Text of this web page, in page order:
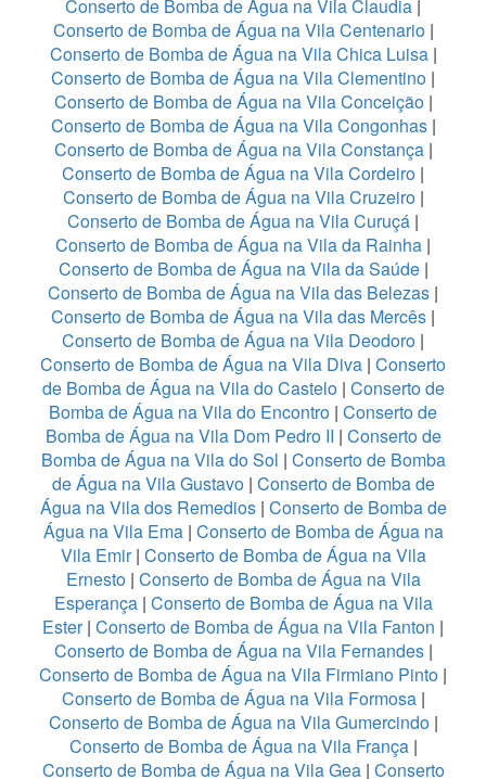
Conserto de Bomba de Água na Vila Claudia |
Conserto de Bomba de Água na Vila Centenario|
Conserto de Bomba de Água na Vila Chica Luisa |
Conserto de Bomba de Água na Vila Clementino |
Conserto de Bomba de Água na Vila Conceição|
Conserto de Bomba de Água na Vila Congonhas|
Conserto de Bomba de Água na Vila Constança|
Conserto de Bomba de Água na Vila Cordeiro |
Conserto de Bomba de Água na Vila Cruzeiro |
Conserto de Bomba de Água na Vila Curuçá |
Conserto de Bomba de Água na Vila da Rainha |
Conserto de Bomba de Água na Vila da Saúde|
Conserto de Bomba de Água na Vila das Belezas |
Conserto de Bomba de Água na Vila das Mercês |
Conserto de Bomba de Água na Vila Deodoro |
Conserto de Bomba de Água na Vila Diva | Conserto
de Bomba de Água na Vila do Castelo| Conserto de
Bomba de Água na Vila do Encontro | Conserto de
Bomba de Água na Vila Dom Pedro II | Conserto de
Bomba de Água na Vila do Sol | Conserto de Bomba
de Água na Vila Gustavo| Conserto de Bomba de
Água na Vila dos Remedios| Conserto de Bomba de
Água na Vila Ema| Conserto de Bomba de Água na
Vila Emir| Conserto de Bomba de Água na Vila
Ernesto| Conserto de Bomba de Água na Vila
Esperança| Conserto de Bomba de Água na Vila
Ester| Conserto de Bomba de Água na Vila Fanton |
Conserto de Bomba de Água na Vila Fernandes|
Conserto de Bomba de Água na Vila Firmiano Pinto |
Conserto de Bomba de Água na Vila Formosa|
Conserto de Bomba de Água na Vila Gumercindo|
Conserto de Bomba de Água na Vila França|
Conserto de Bomba de Água na Vila Gea| Conserto